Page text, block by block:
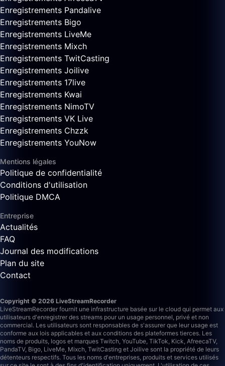
Enregistrements Pandalive
Enregistrements Bigo
Enregistrements LiveMe
Enregistrements Mixch
Enregistrements TwitCasting
Enregistrements Joilive
Enregistrements 17live
Enregistrements Kwai
Enregistrements NimoTV
Enregistrements VK Live
Enregistrements Chzzk
Enregistrements YouNow
Mentions légales
Politique de confidentialité
Conditions d'utilisation
Politique DMCA
Entreprise
Actualités
FAQ
Journal des modifications
Plan du site
Contact
Copyright © 2026 LiveStreamRecorder
LiveStreamRecorder fournit une infrastructure basée sur le cloud qui permet aux
utilisateurs d'enregistrer des streams pour un usage personnel, privé et non
commercial. Les utilisateurs sont responsables de s'assurer que leur usage est
conforme aux lois applicables et aux conditions des plateformes tierces. Les
noms de produits, logos et marques Twitch, YouTube, TikTok, Kick, AfreecaTV,
PandaTV, Bigo, LiveMe, Mixch, TwitCasting et Joilive sont la propriété de leurs
détenteurs respectifs. Tous les noms d'entreprises, produits et services utilisés